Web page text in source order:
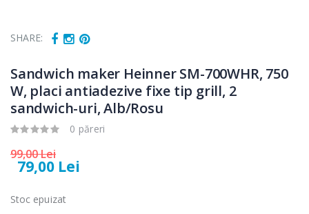
SHARE:
Sandwich maker Heinner SM-700WHR, 750
W, placi antiadezive fixe tip grill, 2
sandwich-uri, Alb/Rosu
0 păreri
99,00 Lei
79,00 Lei
Stoc epuizat
-15%
Cuptor cu
microunde
Heinner ...
289,00 Lei
automat
Heinner ...